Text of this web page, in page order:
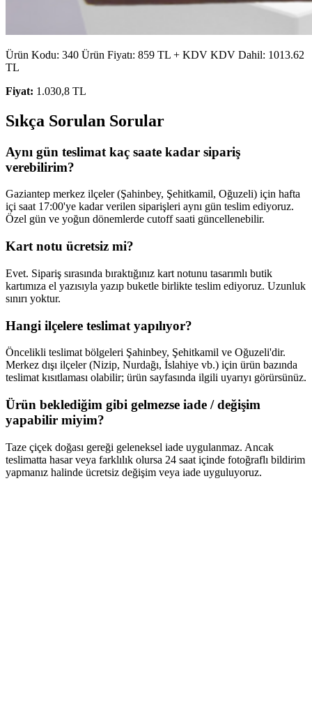
Ürün Kodu: 340 Ürün Fiyatı: 859 TL + KDV KDV Dahil: 1013.62
TL
Fiyat: 1.030,8 TL
Sıkça Sorulan Sorular
Aynı gün teslimat kaç saate kadar sipariş
verebilirim?
Gaziantep merkez ilçeler (Şahinbey, Şehitkamil, Oğuzeli) için hafta
içi saat 17:00'ye kadar verilen siparişleri aynı gün teslim ediyoruz.
Özel gün ve yoğun dönemlerde cutoff saati güncellenebilir.
Kart notu ücretsiz mi?
Evet. Sipariş sırasında bıraktığınız kart notunu tasarımlı butik
kartımıza el yazısıyla yazıp buketle birlikte teslim ediyoruz. Uzunluk
sınırı yoktur.
Hangi ilçelere teslimat yapılıyor?
Öncelikli teslimat bölgeleri Şahinbey, Şehitkamil ve Oğuzeli'dir.
Merkez dışı ilçeler (Nizip, Nurdağı, İslahiye vb.) için ürün bazında
teslimat kısıtlaması olabilir; ürün sayfasında ilgili uyarıyı görürsünüz.
Ürün beklediğim gibi gelmezse iade / değişim
yapabilir miyim?
Taze çiçek doğası gereği geleneksel iade uygulanmaz. Ancak
teslimatta hasar veya farklılık olursa 24 saat içinde fotoğraflı bildirim
yapmanız halinde ücretsiz değişim veya iade uyguluyoruz.